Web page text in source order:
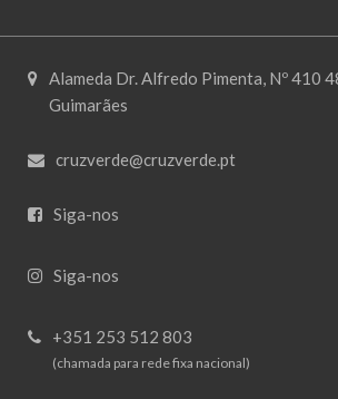
Alameda Dr. Alfredo Pimenta, Nº 410
Guimarães
cruzverde@cruzverde.pt
Siga-nos
Siga-nos
+351 253 512 803
(chamada para rede fixa nacional)